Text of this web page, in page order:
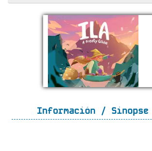
Información / Sinopse